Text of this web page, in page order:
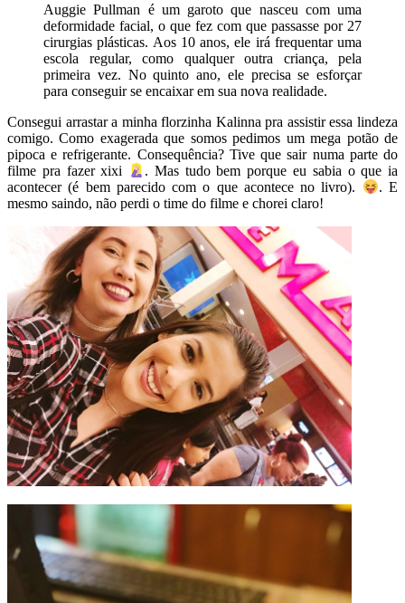
Auggie Pullman é um garoto que nasceu com uma
deformidade facial, o que fez com que passasse por 27
cirurgias plásticas. Aos 10 anos, ele irá frequentar uma
escola regular, como qualquer outra criança, pela
primeira vez. No quinto ano, ele precisa se esforçar
para conseguir se encaixar em sua nova realidade.
Consegui arrastar a minha florzinha Kalinna pra assistir essa lindeza
comigo. Como exagerada que somos pedimos um mega potão de
pipoca e refrigerante. Consequência? Tive que sair numa parte do
filme pra fazer xixi
. Mas tudo bem porque eu sabia o que ia
acontecer (é bem parecido com o que acontece no livro).
. E
mesmo saindo, não perdi o time do filme e chorei claro!